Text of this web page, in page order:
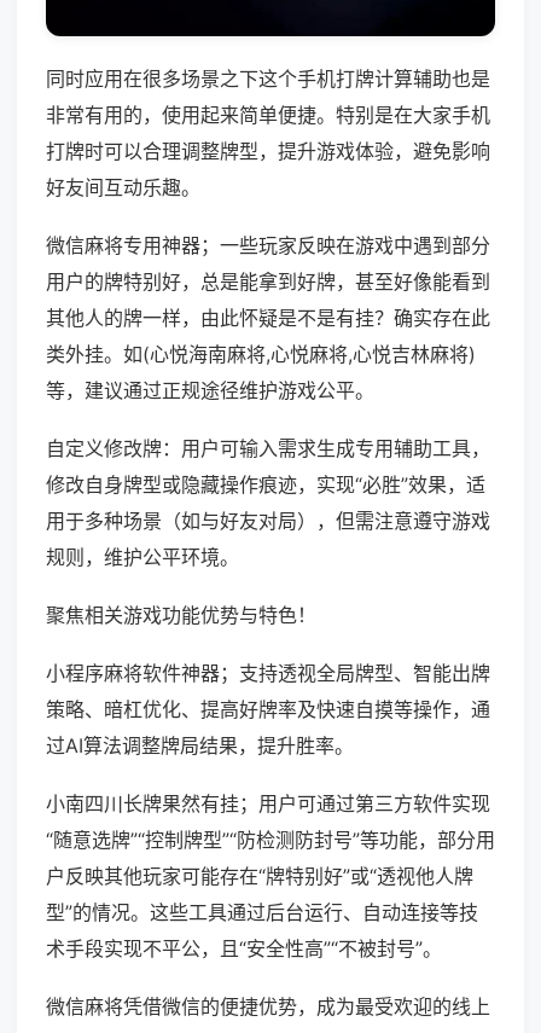
同时应用在很多场景之下这个手机打牌计算辅助也是
非常有用的，使用起来简单便捷。特别是在大家手机
打牌时可以合理调整牌型，提升游戏体验，避免影响
好友间互动乐趣。
微信麻将专用神器；一些玩家反映在游戏中遇到部分
用户的牌特别好，总是能拿到好牌，甚至好像能看到
其他人的牌一样，由此怀疑是不是有挂？确实存在此
类外挂。如(心悦海南麻将,心悦麻将,心悦吉林麻将)
等，建议通过正规途径维护游戏公平。
自定义修改牌：用户可输入需求生成专用辅助工具，
修改自身牌型或隐藏操作痕迹，实现“必胜”效果，适
用于多种场景（如与好友对局），但需注意遵守游戏
规则，维护公平环境。
聚焦相关游戏功能优势与特色！
小程序麻将软件神器；支持透视全局牌型、智能出牌
策略、暗杠优化、提高好牌率及快速自摸等操作，通
过AI算法调整牌局结果，提升胜率。
小南四川长牌果然有挂；用户可通过第三方软件实现
“随意选牌”“控制牌型”“防检测防封号”等功能，部分用
户反映其他玩家可能存在“牌特别好”或“透视他人牌
型”的情况。这些工具通过后台运行、自动连接等技
术手段实现不平公，且“安全性高”“不被封号”。
微信麻将凭借微信的便捷优势，成为最受欢迎的线上